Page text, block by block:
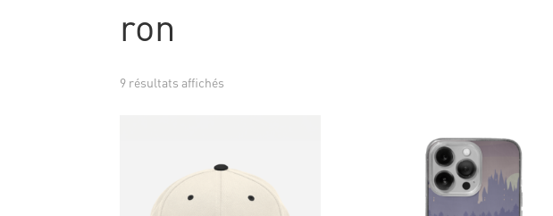
ron
9 résultats affichés